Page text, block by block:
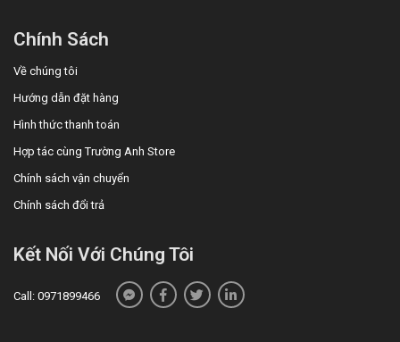
Chính Sách
Về chúng tôi
Hướng dẫn đặt hàng
Hình thức thanh toán
Hợp tác cùng Trường Anh Store
Chính sách vận chuyển
Chính sách đổi trả
Kết Nối Với Chúng Tôi
Call: 0971899466